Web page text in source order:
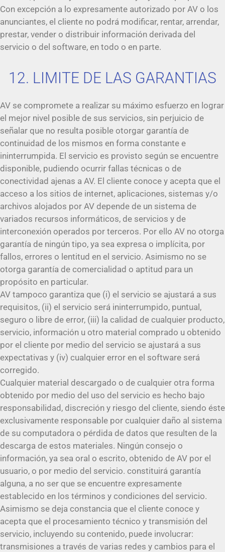
Con excepción a lo expresamente autorizado por AV o los
anunciantes, el cliente no podrá modificar, rentar, arrendar,
prestar, vender o distribuir información derivada del
servicio o del software, en todo o en parte.
12. LIMITE DE LAS GARANTIAS
AV se compromete a realizar su máximo esfuerzo en lograr
el mejor nivel posible de sus servicios, sin perjuicio de
señalar que no resulta posible otorgar garantía de
continuidad de los mismos en forma constante e
ininterrumpida. El servicio es provisto según se encuentre
disponible, pudiendo ocurrir fallas técnicas o de
conectividad ajenas a AV. El cliente conoce y acepta que el
acceso a los sitios de internet, aplicaciones, sistemas y/o
archivos alojados por AV depende de un sistema de
variados recursos informáticos, de servicios y de
interconexión operados por terceros. Por ello AV no otorga
garantía de ningún tipo, ya sea expresa o implícita, por
fallos, errores o lentitud en el servicio. Asimismo no se
otorga garantía de comercialidad o aptitud para un
propósito en particular.
AV tampoco garantiza que (i) el servicio se ajustará a sus
requisitos, (ii) el servicio será ininterrumpido, puntual,
seguro o libre de error, (iii) la calidad de cualquier producto,
servicio, información u otro material comprado u obtenido
por el cliente por medio del servicio se ajustará a sus
expectativas y (iv) cualquier error en el software será
corregido.
Cualquier material descargado o de cualquier otra forma
obtenido por medio del uso del servicio es hecho bajo
responsabilidad, discreción y riesgo del cliente, siendo éste
exclusivamente responsable por cualquier daño al sistema
de su computadora o pérdida de datos que resulten de la
descarga de estos materiales. Ningún consejo o
información, ya sea oral o escrito, obtenido de AV por el
usuario, o por medio del servicio. constituirá garantía
alguna, a no ser que se encuentre expresamente
establecido en los términos y condiciones del servicio.
Asimismo se deja constancia que el cliente conoce y
acepta que el procesamiento técnico y transmisión del
servicio, incluyendo su contenido, puede involucrar:
transmisiones a través de varias redes y cambios para el